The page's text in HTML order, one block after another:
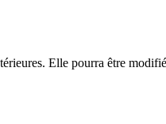
Elle pourra être